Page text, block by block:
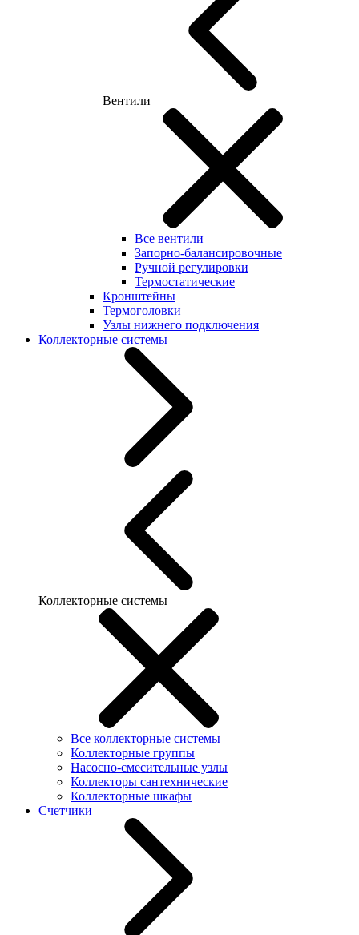
Вентили
Все вентили
Запорно-балансировочные
Ручной регулировки
Термостатические
Кронштейны
Термоголовки
Узлы нижнего подключения
Коллекторные системы
Коллекторные системы
Все коллекторные системы
Коллекторные группы
Насосно-смесительные узлы
Коллекторы сантехнические
Коллекторные шкафы
Счетчики